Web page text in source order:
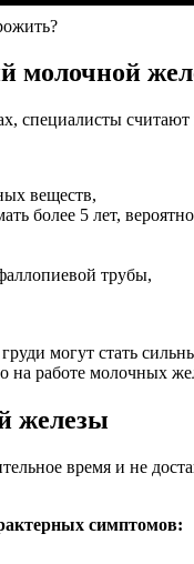
молочной
считают
веществ,
более 5 лет,
трубы,
могут стать
работе молочных
железы
время и не
симптомов: